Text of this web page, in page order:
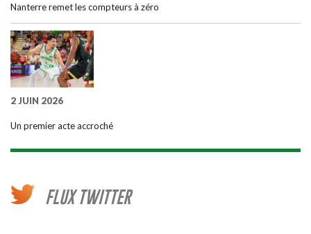
Nanterre remet les compteurs à zéro
2 JUIN 2026
Un premier acte accroché
FLUX TWITTER